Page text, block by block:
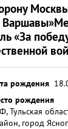
«За
рождения
рождения
Тульская
город